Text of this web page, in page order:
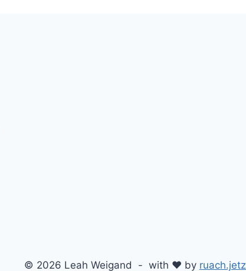
© 2026 Leah Weigand - with ♥ by